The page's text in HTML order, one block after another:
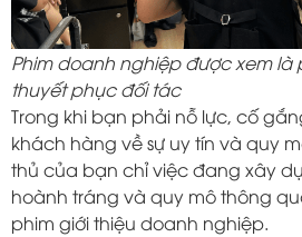
Phim doanh nghiệp được xem là
thuyết phục đối tác
Trong khi bạn phải nỗ lực, cố
khách hàng về sự uy tín và quy
thủ của bạn chỉ việc đang xây
hoành tráng và quy mô thông
phim giới thiệu doanh nghiệp.